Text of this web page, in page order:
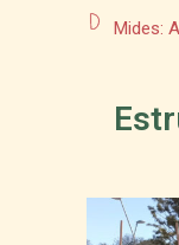
Mides: